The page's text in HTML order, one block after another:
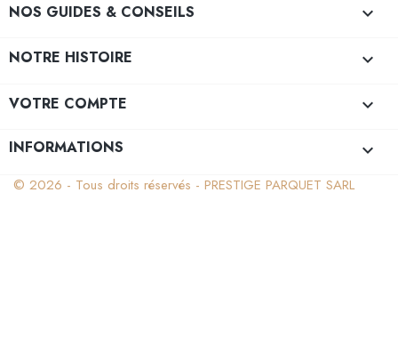
NOS GUIDES & CONSEILS 
NOTRE HISTOIRE 
VOTRE COMPTE 
INFORMATIONS keyboard_arrow_down
© 2026 - Tous droits réservés - PRESTIGE PARQUET SARL